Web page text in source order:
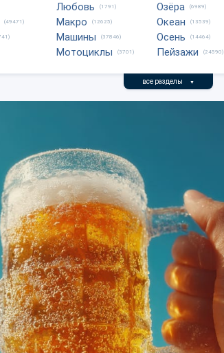
(49471)
Любовь (1791)
Макро (12625)
Машины (37846)
Мотоциклы (3701)
Озёра (6989)
Океан (13539)
Осень (14464)
Пейзажи (24590)
все разделы ▼